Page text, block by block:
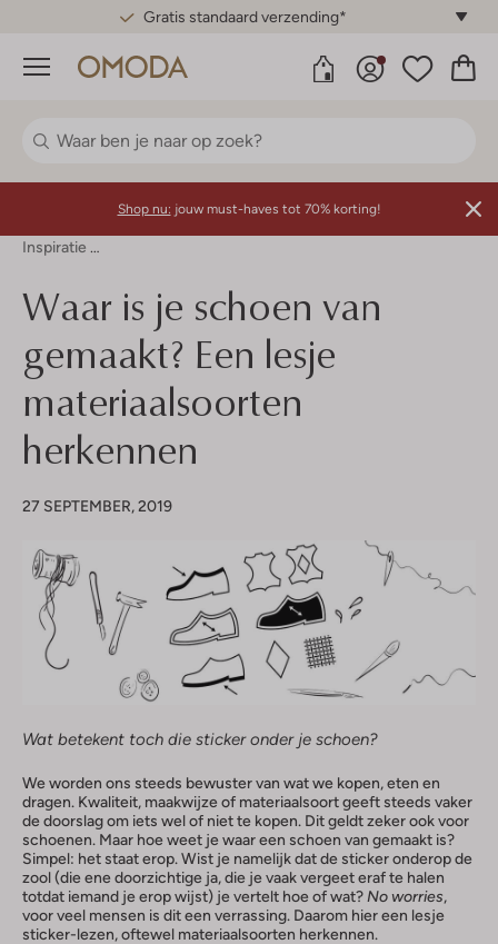
Gratis standaard verzending*
Menu
Shop nu: jouw must-haves tot 70% korting!
Inspiratie
Waar is je schoen van
gemaakt? Een lesje
materiaalsoorten
herkennen
27 SEPTEMBER, 2019
Wat betekent toch die sticker onder je schoen?
We worden ons steeds bewuster van wat we kopen, eten en
dragen. Kwaliteit, maakwijze of materiaalsoort geeft steeds vaker
de doorslag om iets wel of niet te kopen. Dit geldt zeker ook voor
schoenen. Maar hoe weet je waar een schoen van gemaakt is?
Simpel: het staat erop. Wist je namelijk dat de sticker onderop de
zool (die ene doorzichtige ja, die je vaak vergeet eraf te halen
totdat iemand je erop wijst) je vertelt hoe of wat? No worries,
voor veel mensen is dit een verrassing. Daarom hier een lesje
sticker-lezen, oftewel materiaalsoorten herkennen.